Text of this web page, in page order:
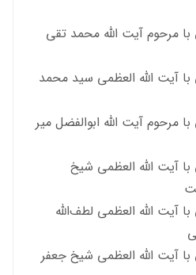
با مرحوم آيت الله محمد تقي
با آیت الله العظمی سید محمد
مرحوم آیت الله ابوالفضل مير
با آيت الله العظمى شيخ
آیت الله العظمی لطف‌الله
با آيت الله العظمى شيخ جعفر